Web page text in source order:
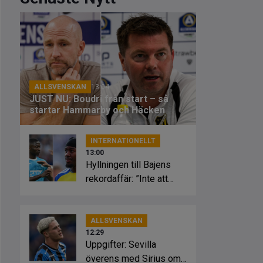
ALLSVENSKAN 13:04
JUST NU: Boudri från start – så
startar Hammarby och Häcken
INTERNATIONELLT
13:00
Hyllningen till Bajens
rekordaffär: ”Inte att
ALLSVENSKAN
12:29
Uppgifter: Sevilla
överens med Sirius om